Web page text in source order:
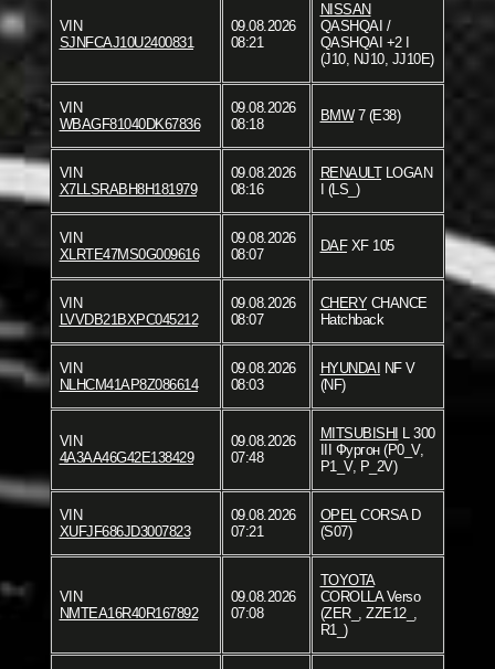
VIN
SJNFCAJ10U2400831
09.08.2026
08:21
NISSAN
QASHQAI /
QASHQAI +2 I
(J10, NJ10, JJ10E)
VIN
WBAGF81040DK67836
09.08.2026
08:18
BMW7 (E38)
VIN
X7LLSRABH8H181979
09.08.2026
08:16
RENAULTLOGAN
I (LS_)
VIN
XLRTE47MS0G009616
09.08.2026
08:07
DAFXF 105
VIN
LVVDB21BXPC045212
09.08.2026
08:07
CHERYCHANCE
Hatchback
VIN
NLHCM41AP8Z086614
09.08.2026
08:03
HYUNDAI NF V
(NF)
VIN
4A3AA46G42E138429
09.08.2026
07:48
MITSUBISHI L 300
III Фургон (P0_V,
P1_V, P_2V)
VIN
XUFJF686JD3007823
09.08.2026
07:21
OPELCORSA D
(S07)
VIN
NMTEA16R40R167892
09.08.2026
07:08
TOYOTA
COROLLA Verso
(ZER_, ZZE12_,
R1_)